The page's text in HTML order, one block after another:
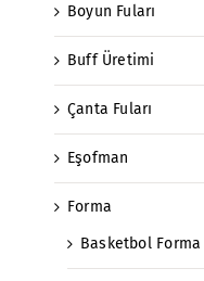
Boyun Fuları
Buff Üretimi
Çanta Fuları
Eşofman
Forma
Basketbol Forma